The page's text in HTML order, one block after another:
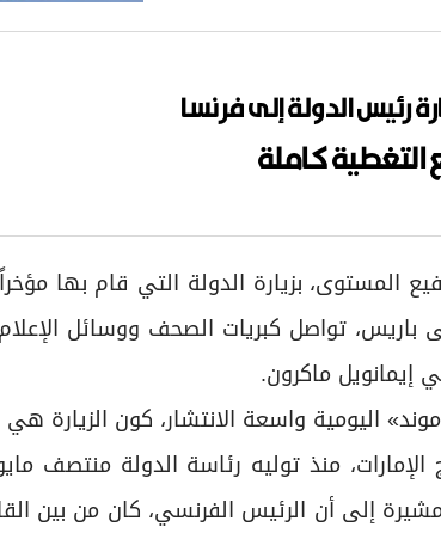
رئيس الدولة إلى فرنسا
التغطية كاملة
المستوى، بزيارة الدولة التي قام بها
تواصل كبريات الصحف ووسائل الإعلام
إيمانويل ماكرون.
اليومية واسعة الانتشار، كون الزيارة
منذ توليه رئاسة الدولة منتصف
إلى أن الرئيس الفرنسي، كان من بين